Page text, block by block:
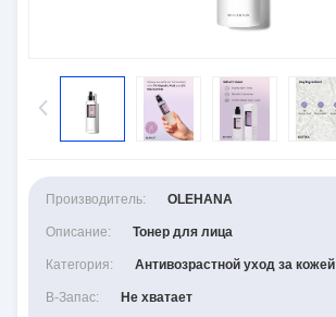
Производитель: OLEHANA
Описание: Тонер для лица
Категория: Антивозрастной уход за кожей
В-Запас: Не хватает